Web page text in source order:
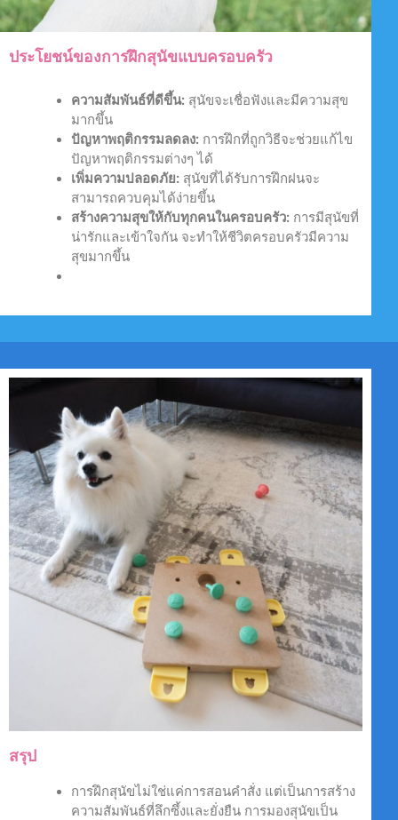
ประโยชน์ของการฝึกสุนัขแบบครอบครัว
ความสัมพันธ์ที่ดีขึ้น: สุนัขจะเชื่อฟังและมีความสุข
มากขึ้น
ปัญหาพฤติกรรมลดลง: การฝึกที่ถูกวิธีจะช่วยแก้ไข
ปัญหาพฤติกรรมต่างๆ ได้
เพิ่มความปลอดภัย: สุนัขที่ได้รับการฝึกฝนจะ
สามารถควบคุมได้ง่ายขึ้น
สร้างความสุขให้กับทุกคนในครอบครัว: การมีสุนัขที่
น่ารักและเข้าใจกัน จะทำให้ชีวิตครอบครัวมีความ
สุขมากขึ้น
สรุป
การฝึกสุนัขไม่ใช่แค่การสอนคำสั่ง แต่เป็นการสร้าง
ความสัมพันธ์ที่ลึกซึ้งและยั่งยืน การมองสุนัขเป็น